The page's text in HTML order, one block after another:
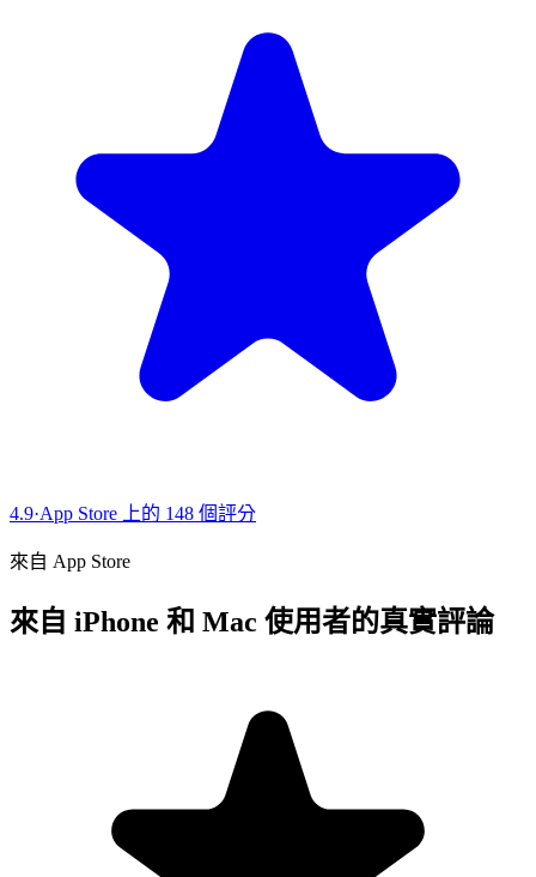
4.9·App Store 上的 148 個評分
來自 App Store
來自 iPhone 和 Mac 使用者的真實評論